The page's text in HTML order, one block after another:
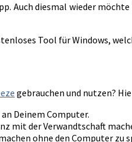
Auch diesmal wieder
Tool für Windows,
gebrauchen und nutzen?
Deinem Computer.
mit der Verwandtschaft
ohne den Computer zu